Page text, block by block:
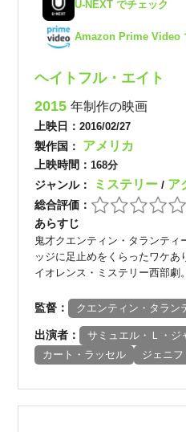
U-NEXT でチェック
Amazon Prime Video
ヘイトフル・エイト
2015年制作の映画
上映日：2016/02/27
製作国： アメリカ
上映時間： 168分
ジャンル： ミステリー/ ア
総合評価：
あらすじ
鬼才クエンティン・タランティ
ッジに足止めをくらったワケ
イオレンス・ミステリー西部劇
監督： クエンティン・タラン
出演者：
サミュエル・Ｌ・ジ
カート・ラッセル
ジェニ